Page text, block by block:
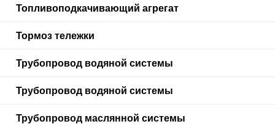
Топливоподкачивающий агрегат
Тормоз тележки
Трубопровод водяной системы
Трубопровод водяной системы
Трубопровод маслянной системы